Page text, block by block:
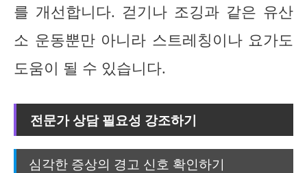
를 개선합니다. 걷기나 조깅과 같은 유산
소 운동뿐만 아니라 스트레칭이나 요가도
도움이 될 수 있습니다.
전문가 상담 필요성 강조하기
심각한 증상의 경고 신호 확인하기